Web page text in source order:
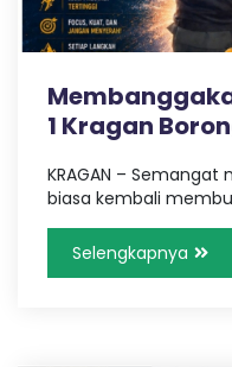
1 Kragan
KRAGAN –
biasa kembali
Selengkapnya